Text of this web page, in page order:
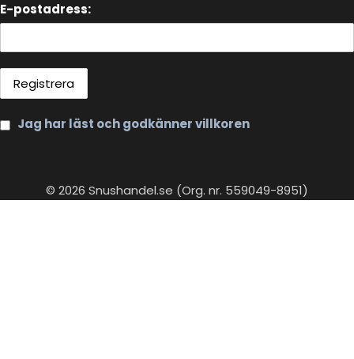
E-postadress:
Jag har läst och godkänner villkoren
© 2026 Snushandel.se (Org. nr. 559049-8951)